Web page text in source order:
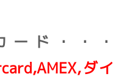
ド・・・
ダイ